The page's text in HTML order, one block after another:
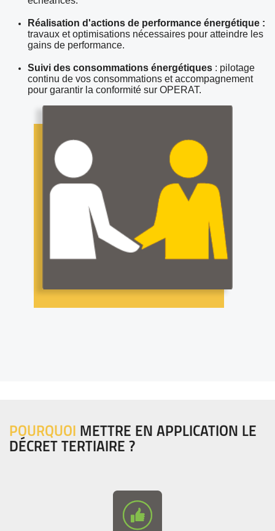
Réalisation d'actions de performance énergétique :
travaux et optimisations nécessaires pour atteindre les
gains de performance.
Suivi des consommations énergétiques : pilotage
continu de vos consommations et accompagnement
pour garantir la conformité sur OPERAT.
POURQUOI METTRE EN APPLICATION LE
DÉCRET TERTIAIRE ?